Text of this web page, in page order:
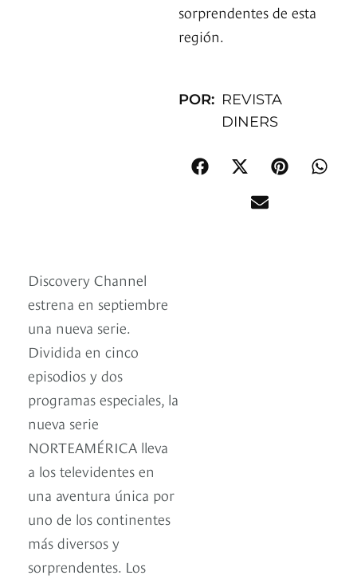
sorprendentes de esta
región.
POR: REVISTA
DINERS
Discovery Channel
estrena en septiembre
una nueva serie.
Dividida en cinco
episodios y dos
programas especiales, la
nueva serie
NORTEAMÉRICA lleva
a los televidentes en
una aventura única por
uno de los continentes
más diversos y
sorprendentes. Los